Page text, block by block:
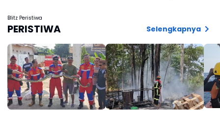
Blitz Peristiwa
PERISTIWA Selengkapnya